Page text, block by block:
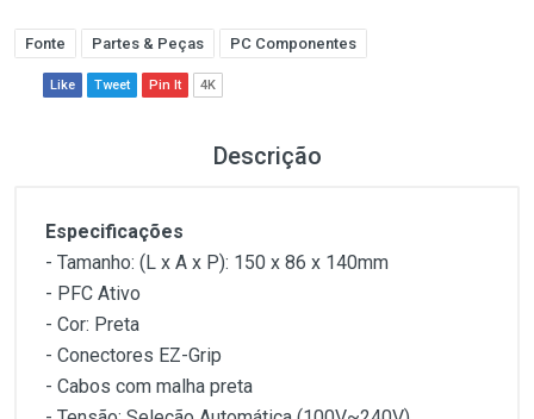
Fonte Partes & Peças PC Componentes
Like Tweet Pin It 4K
Descrição
Especificações
- Tamanho: (L x A x P): 150 x 86 x 140mm
- PFC Ativo
- Cor: Preta
- Conectores EZ-Grip
- Cabos com malha preta